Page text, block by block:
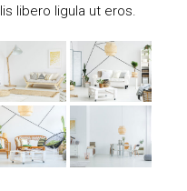
libero ligula ut eros.